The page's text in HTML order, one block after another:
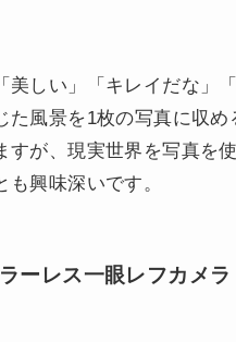
美しい」「キレイだな」
た風景を1枚の写真に収
すが、現実世界を写真を
も興味深いです。
ーレス一眼レフカメ